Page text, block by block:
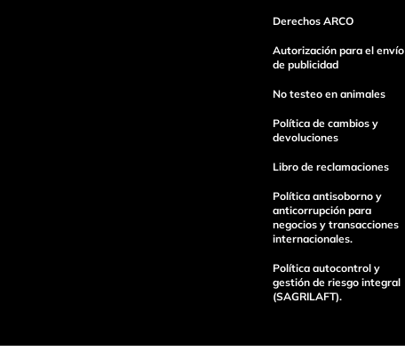
Derechos ARCO
Autorización para el envío
de publicidad
No testeo en animales
Política de cambios y
devoluciones
Libro de reclamaciones
Política antisoborno y
anticorrupción para
negocios y transacciones
internacionales.
Política autocontrol y
gestión de riesgo integral
(SAGRILAFT).